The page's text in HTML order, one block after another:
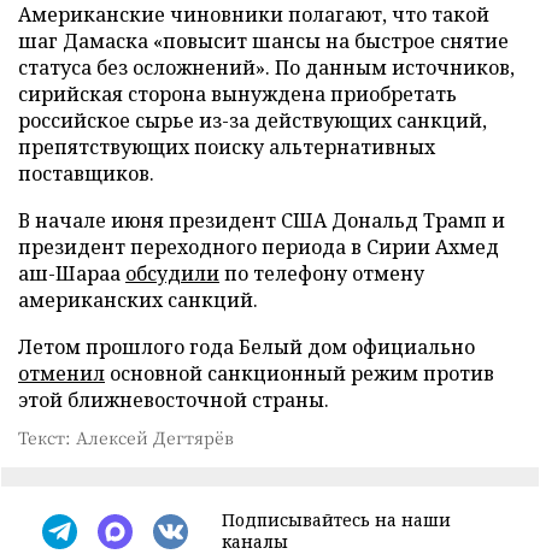
Американские чиновники полагают, что такой
шаг Дамаска «повысит шансы на быстрое снятие
статуса без осложнений». По данным источников,
сирийская сторона вынуждена приобретать
российское сырье из-за действующих санкций,
препятствующих поиску альтернативных
поставщиков.
В начале июня президент США Дональд Трамп и
президент переходного периода в Сирии Ахмед
аш-Шараа обсудилипо телефону отмену
американских санкций.
Летом прошлого года Белый дом официально
отменил основной санкционный режим против
этой ближневосточной страны.
Текст: Алексей Дегтярёв
Подписывайтесь на наши
каналы